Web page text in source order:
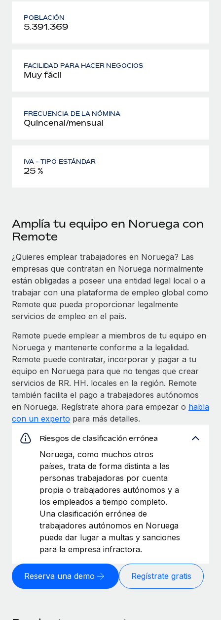
POBLACIÓN
5.391.369
FACILIDAD PARA HACER NEGOCIOS
Muy fácil
FRECUENCIA DE LA NÓMINA
Quincenal/mensual
IVA - TIPO ESTÁNDAR
25 %
Amplía tu equipo en Noruega con
Remote
¿Quieres emplear trabajadores en Noruega? Las
empresas que contratan en Noruega normalmente
están obligadas a poseer una entidad legal local o a
trabajar con una plataforma de empleo global como
Remote que pueda proporcionar legalmente
servicios de empleo en el país.
Remote puede emplear a miembros de tu equipo en
Noruega y mantenerte conforme a la legalidad.
Remote puede contratar, incorporar y pagar a tu
equipo en Noruega para que no tengas que crear
servicios de RR. HH. locales en la región. Remote
también facilita el pago a trabajadores autónomos
en Noruega. Regístrate ahora para empezar o habla
con un experto para más detalles.
Riesgos de clasificación errónea
Noruega, como muchos otros
países, trata de forma distinta a las
personas trabajadoras por cuenta
propia o trabajadores autónomos y a
los empleados a tiempo completo.
Una clasificación errónea de
trabajadores autónomos en Noruega
puede dar lugar a multas y sanciones
para la empresa infractora.
Reserva una demo Regístrate gratis